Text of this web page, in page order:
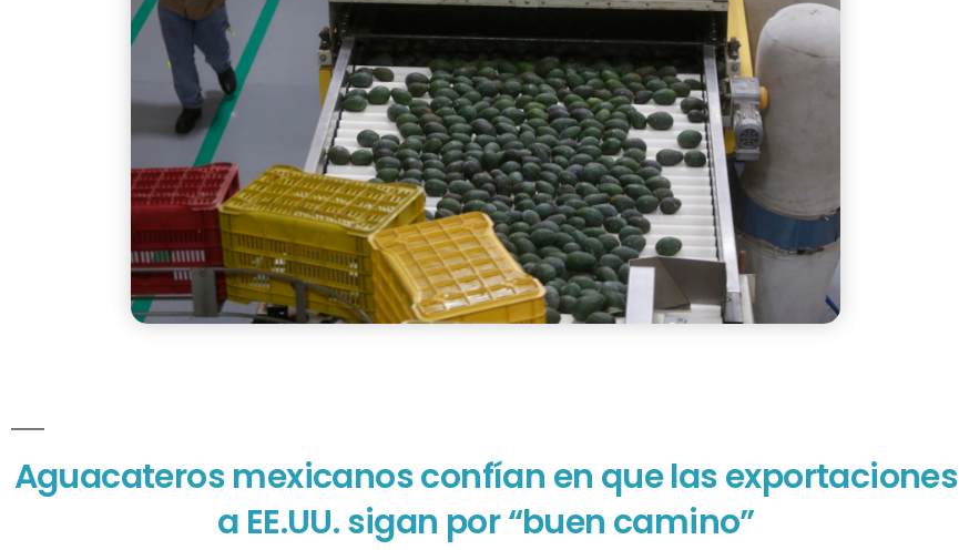
Aguacateros mexicanos confían en que las exportaciones
a EE.UU. sigan por “buen camino”